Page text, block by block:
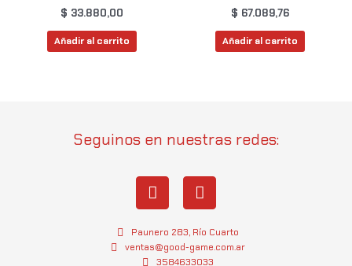
$ 33.880,00
Añadir al carrito
$ 67.089,76
Añadir al carrito
Seguinos en nuestras redes:
I
n
t
a
W
h
t
s
Paunero 283, Río Cuarto
ventas@good-game.com.ar
3584633033